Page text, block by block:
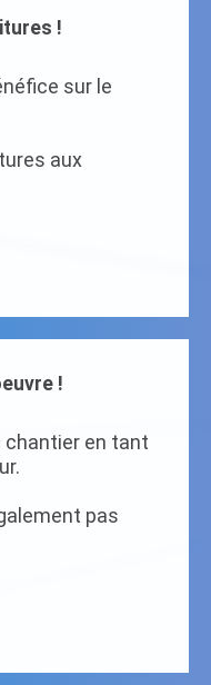
!
sur le
aux
!
chantier en tant
pas